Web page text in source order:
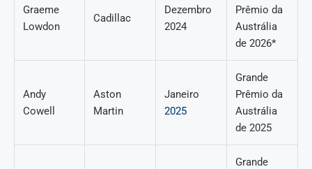
Graeme
Lowdon
Cadillac
Dezembro
2024
Prêmio da
Austrália
de 2026*
Andy
Cowell
Aston
Martin
Janeiro
2025
Grande
Prêmio da
Austrália
de 2025
Grande